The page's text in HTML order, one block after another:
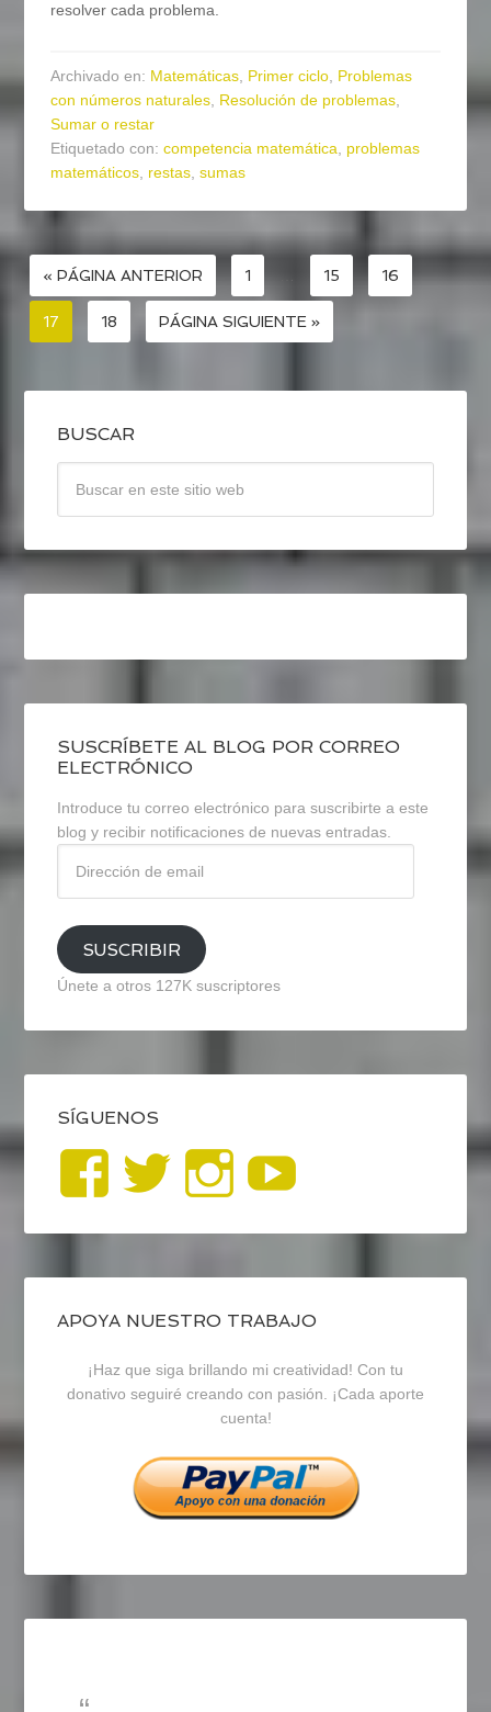
resolver cada problema.
Archivado en: Matemáticas, Primer ciclo, Problemas
con números naturales, Resolución de problemas,
Sumar o restar
Etiquetado con:competencia matemática, problemas
matemáticos, restas,sumas
« PÁGINA ANTERIOR 1 … 15 16
17 18 PÁGINA SIGUIENTE »
BUSCAR
SUSCRÍBETE AL BLOG POR CORREO
ELECTRÓNICO
Introduce tu correo electrónico para suscribirte a este
blog y recibir notificaciones de nuevas entradas.
email
SUSCRIBIR
Únete a otros 127K suscriptores
SÍGUENOS
Ver
perfil
de
blogrecursosep
en
Facebook
Ver
perfil
de
recursosep
en
Twitter
Ver
perfil
de
recursosep
en
Instagram
APOYA NUESTRO TRABAJO
¡Haz que siga brillando mi creatividad! Con tu
donativo seguiré creando con pasión. ¡Cada aporte
cuenta!